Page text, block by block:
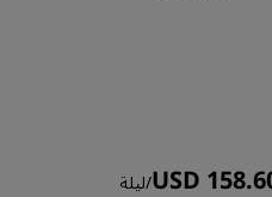
USD
/ليلة